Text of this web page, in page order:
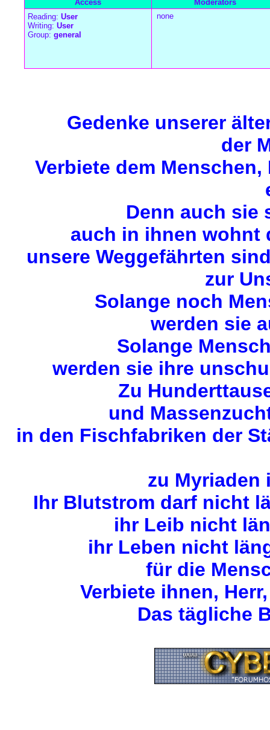
Access
Moderators
Reading: User
Writing: User
Group: general
none
Gedenke unserer
der
Verbiete dem
Denn auch sie
auch in ihnen wohnt
unsere Weggefährten
zur
Solange noch
werden sie
Solange
werden sie ihre
Zu
und
in den Fischfabriken der
zu Myriaden
Ihr Blutstrom darf nicht
ihr Leib nicht
ihr Leben nicht
für die
Verbiete ihnen,
Das tägliche